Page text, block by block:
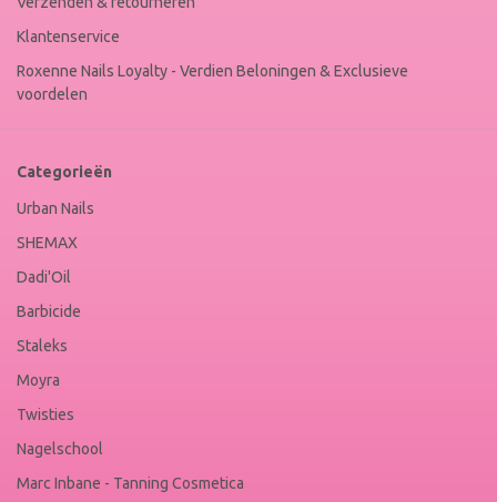
Klantenservice
Roxenne Nails Loyalty - Verdien Beloningen & Exclusieve
voordelen
Categorieën
Urban Nails
SHEMAX
Dadi'Oil
Barbicide
Staleks
Moyra
Twisties
Nagelschool
Marc Inbane - Tanning Cosmetica